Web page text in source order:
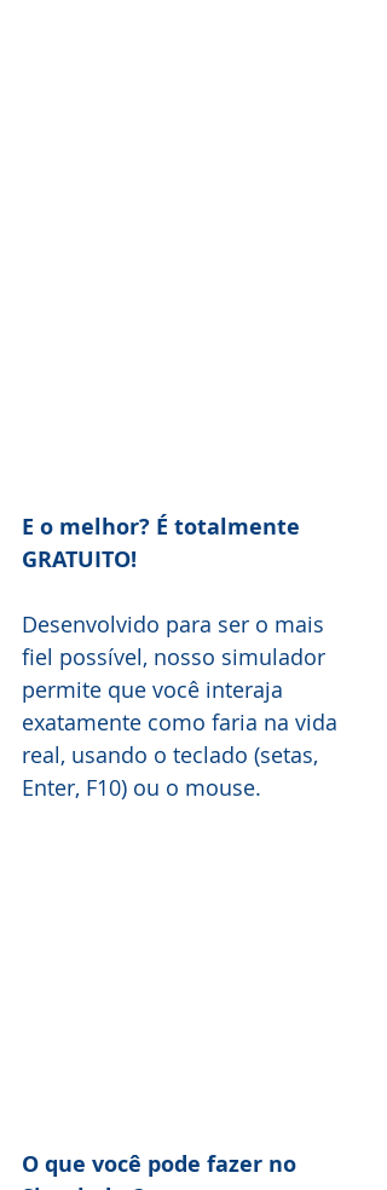
E o melhor? É totalmente
GRATUITO!
Desenvolvido para ser o mais
fiel possível, nosso simulador
permite que você interaja
exatamente como faria na vida
real, usando o teclado (setas,
Enter, F10) ou o mouse.
O que você pode fazer no